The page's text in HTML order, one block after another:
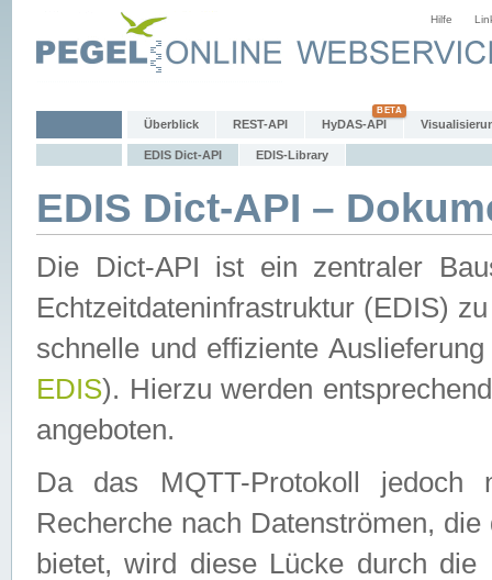
Hilfe
Überblick REST-API HyDAS-API
EDIS Dict-API EDIS-Library
EDIS Dict-API –
Die Dict-API ist ein zentraler
Echtzeitdateninfrastruktur (EDIS)
schnelle und effiziente
EDIS). Hierzu werden
angeboten.
Da das MQTT-Protokoll jedoch
Recherche nach Datenströmen,
bietet, wird diese Lücke durch die